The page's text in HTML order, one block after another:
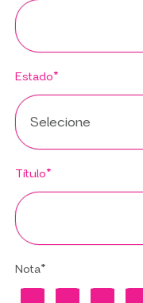
Estado*
Título*
Nota*